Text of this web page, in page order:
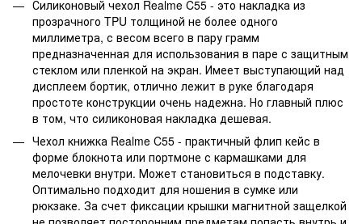
Силиконовый чехол Realme C55 - это накладка из
прозрачного TPU толщиной не более одного
миллиметра, с весом всего в пару грамм
предназначенная для использования в паре с защитным
стеклом или пленкой на экран. Имеет выступающий над
дисплеем бортик, отлично лежит в руке благодаря
простоте конструкции очень надежна. Но главный плюс
в том, что силиконовая накладка дешевая.
Чехол книжка Realme C55 - практичный флип кейс в
форме блокнота или портмоне с кармашками для
мелочевки внутри. Может становиться в подставку.
Оптимально подходит для ношения в сумке или
рюкзаке. За счет фиксации крышки магнитной защелкой